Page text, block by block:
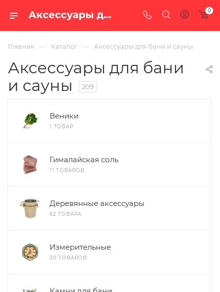
Аксессуары для бани и сауны — купить в Екатеринбурге, цены в интернет-магазине «100 печей.ру» — Страница 2 0
Главная — Каталог — Аксессуары для бани и сауны
Аксессуары для бани
и сауны
209
Веники
1 ТОВАР
Гималайская соль
11 ТОВАРОВ
Деревянные аксессуары
62 ТОВАРА
Измерительные
30 ТОВАРОВ